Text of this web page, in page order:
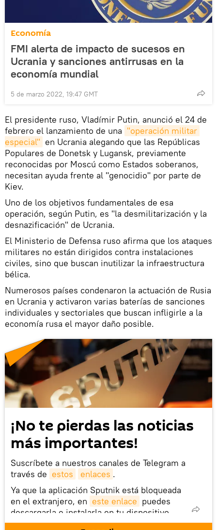
Economía
FMI alerta de impacto de sucesos en
Ucrania y sanciones antirrusas en la
economía mundial
5 de marzo 2022, 19:47 GMT
El presidente ruso, Vladímir Putin, anunció el 24 de
febrero el lanzamiento de una "operación militar
especial" en Ucrania alegando que las Repúblicas
Populares de Donetsk y Lugansk, previamente
reconocidas por Moscú como Estados soberanos,
necesitan ayuda frente al "genocidio" por parte de
Kiev.
Uno de los objetivos fundamentales de esa
operación, según Putin, es "la desmilitarización y la
desnazificación" de Ucrania.
El Ministerio de Defensa ruso afirma que los ataques
militares no están dirigidos contra instalaciones
civiles, sino que buscan inutilizar la infraestructura
bélica.
Numerosos países condenaron la actuación de Rusia
en Ucrania y activaron varias baterías de sanciones
individuales y sectoriales que buscan infligirle a la
economía rusa el mayor daño posible.
¡No te pierdas las noticias
más importantes!
Suscríbete a nuestros canales de Telegram a
través de estos enlaces .
Ya que la aplicación Sputnik está bloqueada
en el extranjero, en este enlace puedes
descargarla e instalarla en tu dispositivo
móvil (¡solo para Android!).